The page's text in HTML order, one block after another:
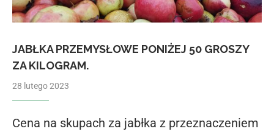
JABŁKA PRZEMYSŁOWE PONIŻEJ 50 GROSZY
ZA KILOGRAM.
28 lutego 2023
Cena na skupach za jabłka z przeznaczeniem